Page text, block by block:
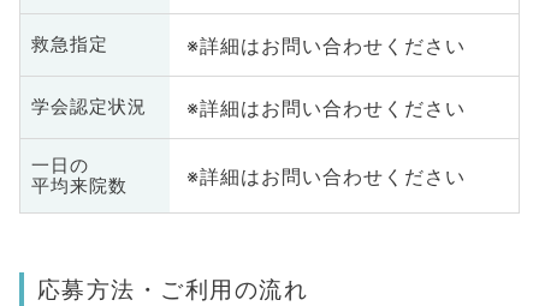
救急指定 ※詳細はお問い合わせください
学会認定状況 ※詳細はお問い合わせください
一日の
平均来院数
※詳細はお問い合わせください
応募方法・ご利用の流れ